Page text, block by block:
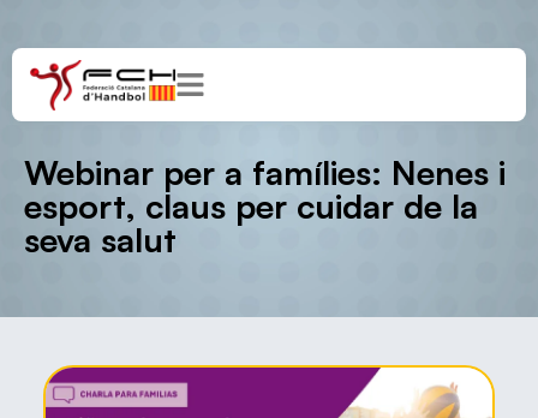
Webinar per a famílies: Nenes i
esport, claus per cuidar de la
seva salut